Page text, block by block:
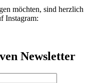
möchten, sind herzlich
Instagram:
Newsletter